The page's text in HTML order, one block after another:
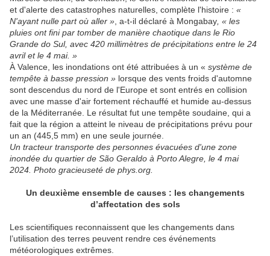
et d'alerte des catastrophes naturelles, complète l'histoire : «
N'ayant nulle part où aller » , a-t-il déclaré à Mongabay , « les
pluies ont fini par tomber de manière chaotique dans le Rio
Grande do Sul, avec 420 millimètres de précipitations entre le 24
avril et le 4 mai. »
À Valence, les inondations ont été attribuées à un « système de
tempête à basse pression » lorsque des vents froids d'automne
sont descendus du nord de l'Europe et sont entrés en collision
avec une masse d'air fortement réchauffé et humide au-dessus
de la Méditerranée. Le résultat fut une tempête soudaine, qui a
fait que la région a atteint le niveau de précipitations prévu pour
un an (445,5 mm) en une seule journée.
Un tracteur transporte des personnes évacuées d'une zone
inondée du quartier de São Geraldo à Porto Alegre, le 4 mai
2024. Photo gracieuseté de phys.org.
Un deuxième ensemble de causes : les changements
d’affectation des sols
Les scientifiques reconnaissent que les changements dans
l’utilisation des terres peuvent rendre ces événements
météorologiques extrêmes.